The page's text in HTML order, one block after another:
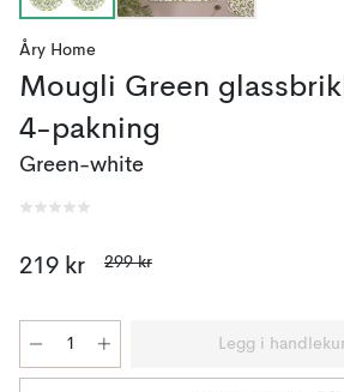
Åry Home
Mougli Green
4-pakning
Green-white
219 kr 299 kr
Legg i